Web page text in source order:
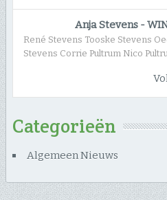
Anja Stevens -
René Stevens Tooske Stevens
Stevens Corrie Pultrum Nico
Categorieën
Algemeen Nieuws